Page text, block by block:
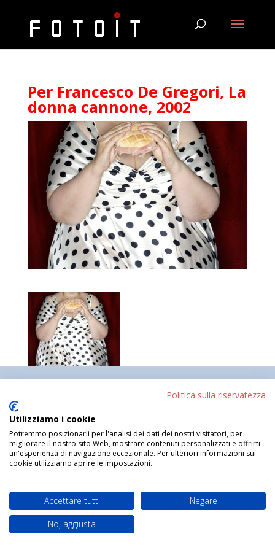
Per Francesco De Gregori, La
donna cannone, 2002
Politica sulla riservatezza
Utilizziamo i cookie
Potremmo posizionarli per l'analisi dei dati dei nostri visitatori, per
migliorare il nostro sito Web, mostrare contenuti personalizzati e offrirti
un'esperienza di navigazione eccezionale. Per ulteriori informazioni sui
cookie utilizziamo aprire le impostazioni.
Accettare tutti
Negare
No, aggiusta